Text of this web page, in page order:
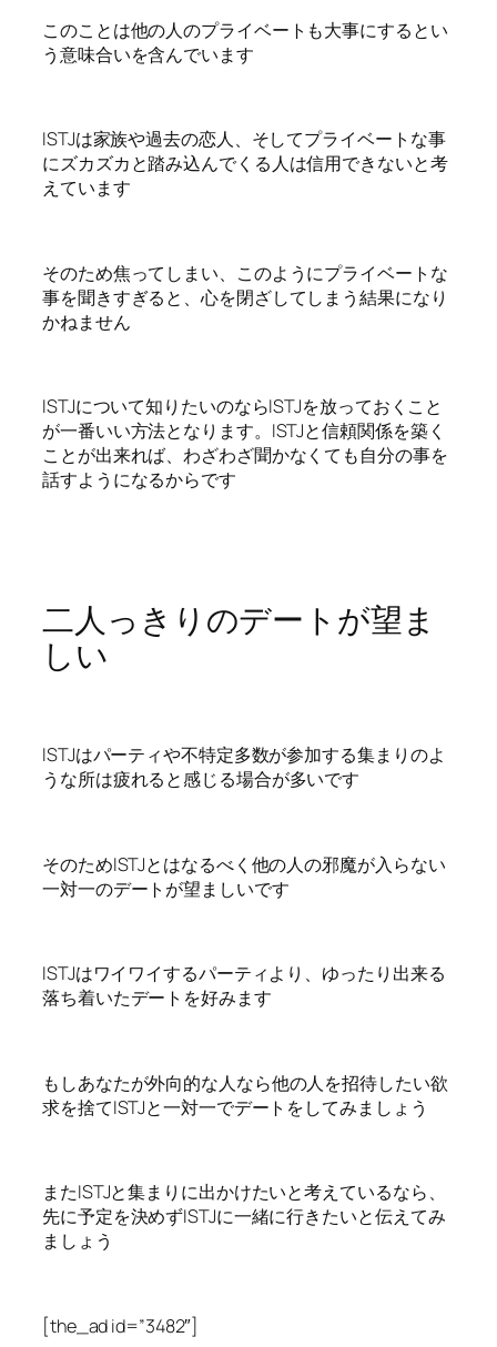
このことは他の人のプライベートも大事にするとい
う意味合いを含んでいます
ISTJは家族や過去の恋人、そしてプライベートな事
にズカズカと踏み込んでくる人は信用できないと考
えています
そのため焦ってしまい、このようにプライベートな
事を聞きすぎると、心を閉ざしてしまう結果になり
かねません
ISTJについて知りたいのならISTJを放っておくこと
が一番いい方法となります。ISTJと信頼関係を築く
ことが出来れば、わざわざ聞かなくても自分の事を
話すようになるからです
二人っきりのデートが望ま
しい
ISTJはパーティや不特定多数が参加する集まりのよ
うな所は疲れると感じる場合が多いです
そのためISTJとはなるべく他の人の邪魔が入らない
一対一のデートが望ましいです
ISTJはワイワイするパーティより、ゆったり出来る
落ち着いたデートを好みます
もしあなたが外向的な人なら他の人を招待したい欲
求を捨てISTJと一対一でデートをしてみましょう
またISTJと集まりに出かけたいと考えているなら、
先に予定を決めずISTJに一緒に行きたいと伝えてみ
ましょう
[the_ad id=”3482″]